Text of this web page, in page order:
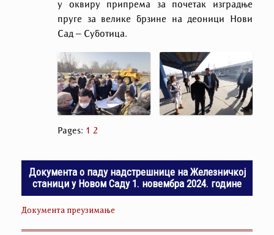
у оквиру припрема за почетак изградње
пруге за велике брзине на деоници Нови
Сад – Суботица.
Pages: 1 2
Документа о паду надстрешнице на Железничкој
станици у Новом Саду 1. новембра 2024. године
Документа преузимање